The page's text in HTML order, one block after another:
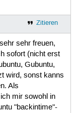
Zitieren
sehr freuen,
sofort (nicht erst
Gubuntu,
wird, sonst kanns
Als
mir sowohl in
"backintime"-